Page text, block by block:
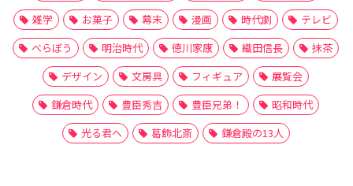
雑学
お菓子 幕末 漫画 時代劇
テレビ
べらぼう
明治時代 徳川家康 織田信長
抹茶
デザイン
文房具 フィギュア
展覧会
鎌倉時代
豊臣秀吉 豊臣兄弟！
昭和時代
光る君へ
葛飾北斎 鎌倉殿の13人